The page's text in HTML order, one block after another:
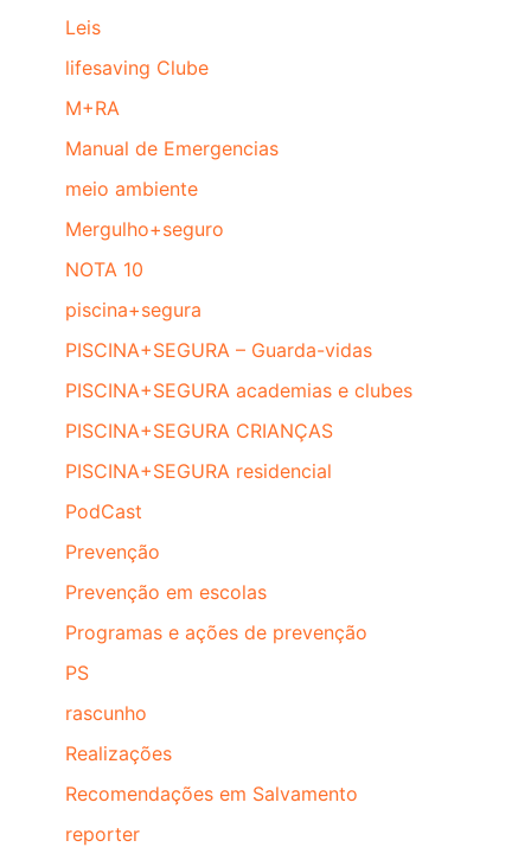
Leis
lifesaving Clube
M+RA
Manual de Emergencias
meio ambiente
Mergulho+seguro
NOTA 10
piscina+segura
PISCINA+SEGURA – Guarda-vidas
PISCINA+SEGURA academias e clubes
PISCINA+SEGURA CRIANÇAS
PISCINA+SEGURA residencial
PodCast
Prevenção
Prevenção em escolas
Programas e ações de prevenção
PS
rascunho
Realizações
Recomendações em Salvamento
reporter